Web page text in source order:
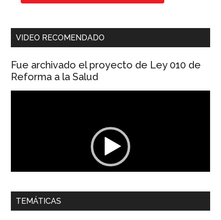
VIDEO RECOMENDADO
Fue archivado el proyecto de Ley 010 de
Reforma a la Salud
00:00 01:04
Dra. Carolina Corcho Mejía,Presidenta Corporación
TEMÁTICAS